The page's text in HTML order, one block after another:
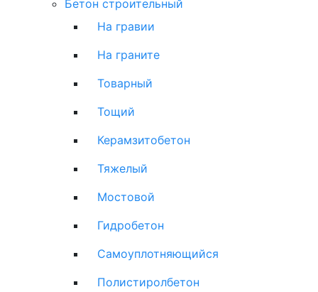
Бетон строительный
На гравии
На граните
Товарный
Тощий
Керамзитобетон
Тяжелый
Мостовой
Гидробетон
Самоуплотняющийся
Полистиролбетон